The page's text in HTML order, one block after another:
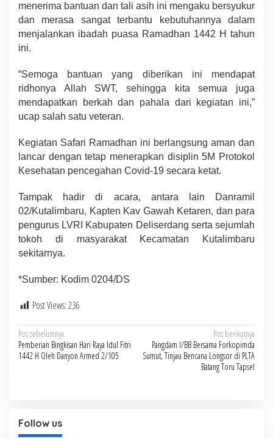
menerima bantuan dan tali asih ini mengaku bersyukur
dan merasa sangat terbantu kebutuhannya dalam
menjalankan ibadah puasa Ramadhan 1442 H tahun
ini.
“Semoga bantuan yang diberikan ini mendapat
ridhonya Allah SWT, sehingga kita semua juga
mendapatkan berkah dan pahala dari kegiatan ini,”
ucap salah satu veteran.
Kegiatan Safari Ramadhan ini berlangsung aman dan
lancar dengan tetap menerapkan disiplin 5M Protokol
Kesehatan pencegahan Covid-19 secara ketat.
Tampak hadir di acara, antara lain Danramil
02/Kutalimbaru, Kapten Kav Gawah Ketaren, dan para
pengurus LVRI Kabupaten Deliserdang serta sejumlah
tokoh di masyarakat Kecamatan Kutalimbaru
sekitarnya.
*Sumber: Kodim 0204/DS
Post Views:236
Navigasi
pos
Pos sebelumnya
Pemberian Bingkisan Hari Raya Idul Fitri
1442 H Oleh Danyon Armed 2/105
Pos berikutnya
Pangdam I/BB Bersama Forkopimda
Sumut, Tinjau Bencana Longsor di PLTA
Batang Toru Tapsel
Follow us